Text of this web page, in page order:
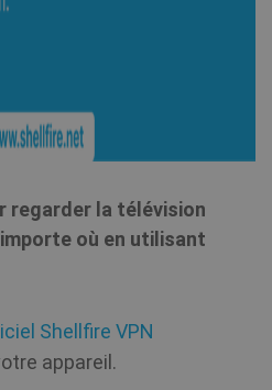
regarder la télévision
où en utilisant
Shellfire VPN
appareil.